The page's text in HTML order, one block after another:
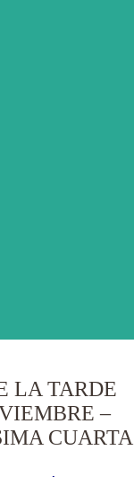
LA TARDE
–
CUARTA